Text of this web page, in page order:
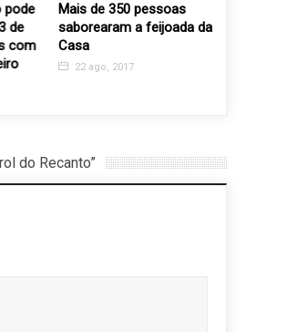
de
com
Mais de 350 pessoas
saborearam a feijoada da
Casa
22 ago, 2017
do Recanto”